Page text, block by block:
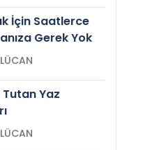
İçin Saatlerce
Gerek Yok
Yaz